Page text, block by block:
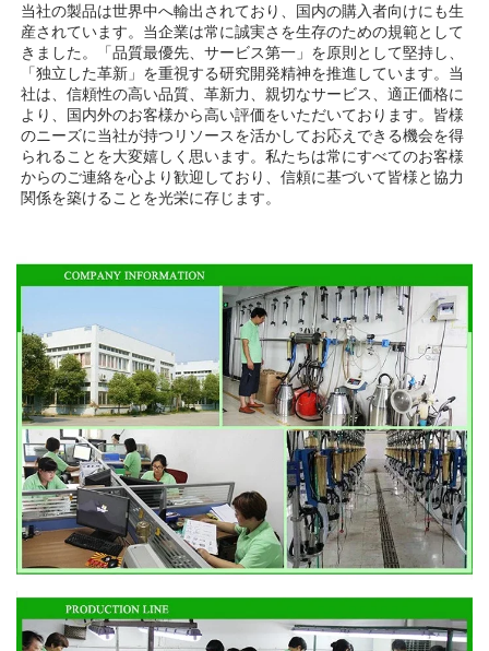
当社の製品は世界中へ輸出されており、国内の購入者向けにも生
産されています。当企業は常に誠実さを生存のための規範として
きました。「品質最優先、サービス第一」を原則として堅持し、
「独立した革新」を重視する研究開発精神を推進しています。当
社は、信頼性の高い品質、革新力、親切なサービス、適正価格に
より、国内外のお客様から高い評価をいただいております。皆様
のニーズに当社が持つリソースを活かしてお応えできる機会を得
られることを大変嬉しく思います。私たちは常にすべてのお客様
からのご連絡を心より歓迎しており、信頼に基づいて皆様と協力
関係を築けることを光栄に存じます。